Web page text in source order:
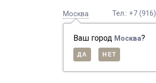
Москва
Ваш город Москва?
Тел.: +7